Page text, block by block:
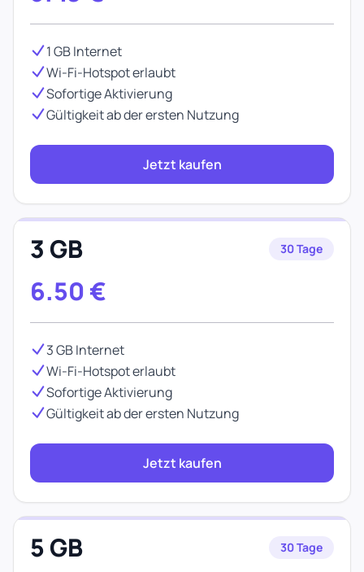
1 GB Internet
Wi-Fi-Hotspot erlaubt
Sofortige Aktivierung
Gültigkeit ab der ersten Nutzung
Jetzt kaufen
3 GB 30 Tage
6.50 €
3 GB Internet
Wi-Fi-Hotspot erlaubt
Sofortige Aktivierung
Gültigkeit ab der ersten Nutzung
Jetzt kaufen
5 GB 30 Tage